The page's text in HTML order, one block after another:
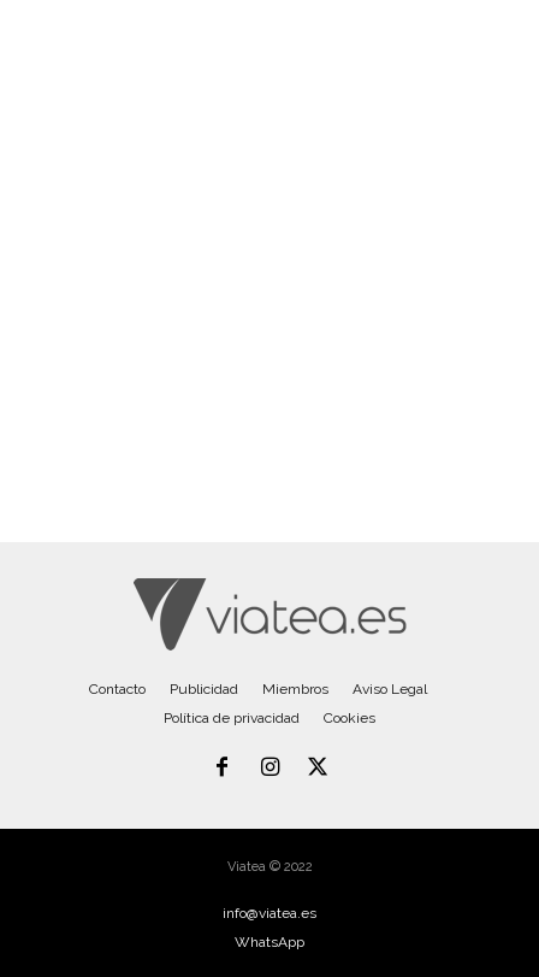
Contacto Publicidad Miembros
Aviso Legal
Política de privacidad
Cookies
Viatea © 2022
info@viatea.es
WhatsApp